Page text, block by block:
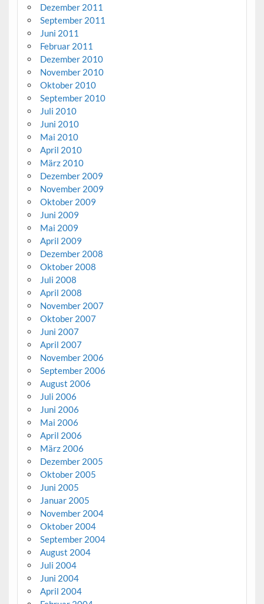
Dezember 2011
September 2011
Juni 2011
Februar 2011
Dezember 2010
November 2010
Oktober 2010
September 2010
Juli 2010
Juni 2010
Mai 2010
April 2010
März 2010
Dezember 2009
November 2009
Oktober 2009
Juni 2009
Mai 2009
April 2009
Dezember 2008
Oktober 2008
Juli 2008
April 2008
November 2007
Oktober 2007
Juni 2007
April 2007
November 2006
September 2006
August 2006
Juli 2006
Juni 2006
Mai 2006
April 2006
März 2006
Dezember 2005
Oktober 2005
Juni 2005
Januar 2005
November 2004
Oktober 2004
September 2004
August 2004
Juli 2004
Juni 2004
April 2004